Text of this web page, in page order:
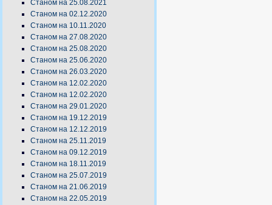
Станом на 25.08.2021
Станом на 02.12.2020
Станом на 10.11.2020
Станом на 27.08.2020
Станом на 25.08.2020
Станом на 25.06.2020
Станом на 26.03.2020
Станом на 12.02.2020
Станом на 12.02.2020
Станом на 29.01.2020
Станом на 19.12.2019
Станом на 12.12.2019
Станом на 25.11.2019
Станом на 09.12.2019
Станом на 18.11.2019
Станом на 25.07.2019
Станом на 21.06.2019
Станом на 22.05.2019